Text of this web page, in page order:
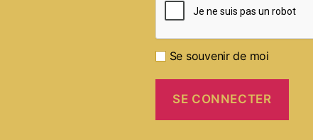
Se souvenir de moi